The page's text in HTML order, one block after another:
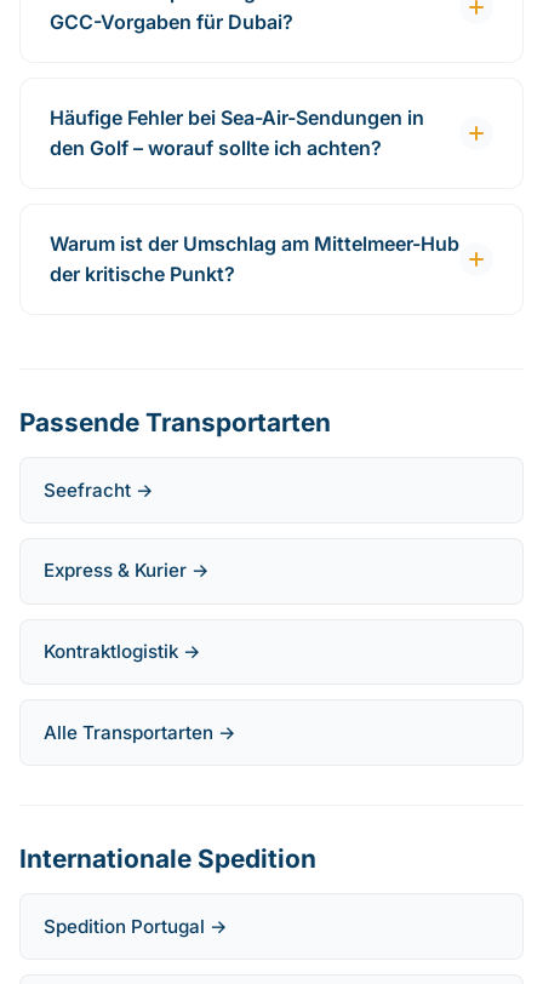
GCC-Vorgaben für Dubai?
Häufige Fehler bei Sea-Air-Sendungen in
den Golf – worauf sollte ich achten?
Warum ist der Umschlag am Mittelmeer-Hub
der kritische Punkt?
Passende Transportarten
Seefracht →
Express & Kurier →
Kontraktlogistik →
Alle Transportarten →
Internationale Spedition
Spedition Portugal →